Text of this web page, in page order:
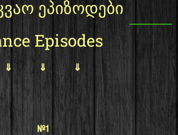
ეპიზოდები
Episodes
⇓ ⇓ ⇓
#1